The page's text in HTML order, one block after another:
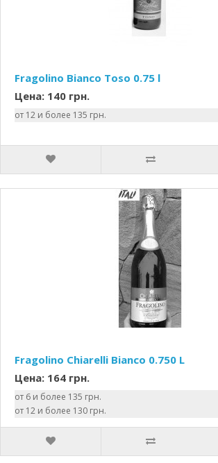
Fragolino Bianco Toso 0.75 l
Цена: 140 грн.
от 12 и более 135 грн.
Fragolino Chiarelli Bianco 0.750 L
Цена: 164 грн.
от 6 и более 135 грн.
от 12 и более 130 грн.